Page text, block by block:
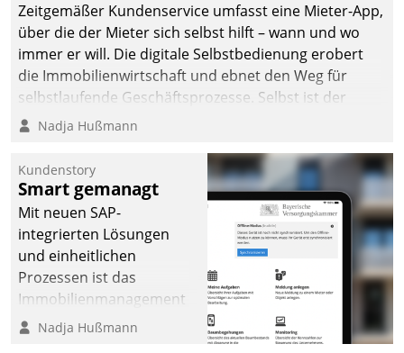
Zeitgemäßer Kundenservice umfasst eine Mieter-App,
über die der Mieter sich selbst hilft – wann und wo
immer er will. Die digitale Selbstbedienung erobert
die Immobilienwirtschaft und ebnet den Weg für
selbstlaufende Geschäftsprozesse. Selbst ist der
Kunde und smart der Serviceanbieter.
Nadja Hußmann
Kundenstory
Smart gemanagt
Mit neuen SAP-
integrierten Lösungen
und einheitlichen
Prozessen ist das
Immobilienmanagement
der Bayerischen
Nadja Hußmann